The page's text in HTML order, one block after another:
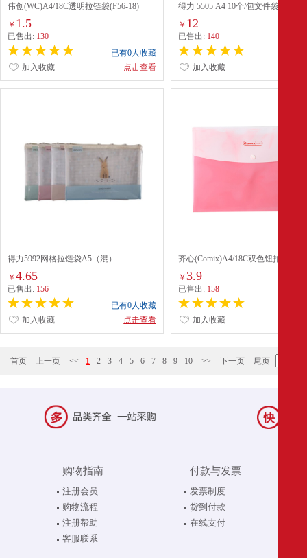
伟创(WC)A4/18C透明拉链袋(F56-18)
￥ 1.5
已售出: 130
已有0人收藏
点击查看
加入收藏
得力 5505 A4 10个/包文件袋
￥ 12
已售出: 140
加入收藏
得力5992网格拉链袋A5（混）
￥ 4.65
已售出: 156
已有0人收藏
点击查看
加入收藏
齐心(Comix)A4/18C双色钮扣文件袋
(A1827) 配
￥3.9
已售出: 158
加入收藏
首页 上一页 << 1 2 3 4 5 6 7 8 9 10 >> 下一页 尾页
购物指南
注册会员
购物流程
注册帮助
客服联系
付款与发票
发票制度
货到付款
在线支付